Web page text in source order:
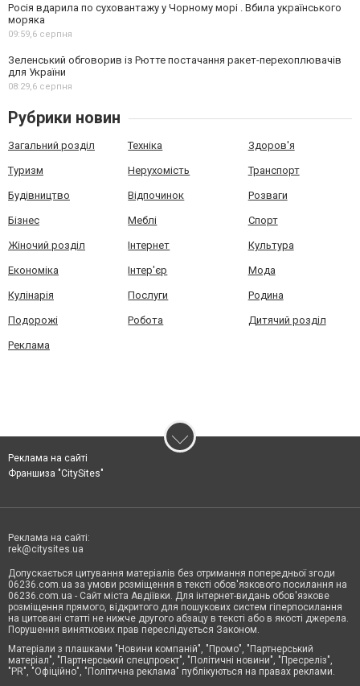
Росія вдарила по суховантажу у Чорному морі . Вбила українського
моряка
09:59,6 серпня
Зеленський обговорив із Рютте постачання ракет-перехоплювачів
для України
08:29,6 серпня
Рубрики новин
Загальний розділ Техніка Здоров'я
Туризм Нерухомість Транспорт
Будівництво Відпочинок Розваги
Бізнес Меблі Спорт
Жіночий розділ Інтернет Культура
Економіка Інтер'єр Мода
Кулінарія Послуги Родина
Подорожі Робота Дитячий розділ
Реклама
Реклама на сайті
Франшиза "CitySites"
Реклама на сайті:
rek@citysites.ua
Допускається цитування матеріалів без отримання попередньої згоди
06236.com.ua за умови розміщення в тексті обов'язкового посилання на
06236.com.ua - Сайт міста Авдіївки. Для інтернет-видань обов'язкове
розміщення прямого, відкритого для пошукових систем гіперпосилання
на цитовані статті не нижче другого абзацу в тексті або в якості джерела.
Порушення виняткових прав переслідується Законом.
Матеріали з плашками "Новини компаній", "Промо", "Партнерський
матеріал", "Партнерський спецпроєкт", "Політичні новини", "Пресреліз",
"PR", "Офіційно", "Політична реклама" публікуються на правах реклами.